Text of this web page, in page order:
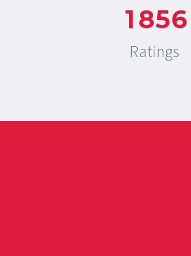
1 856
Ratings